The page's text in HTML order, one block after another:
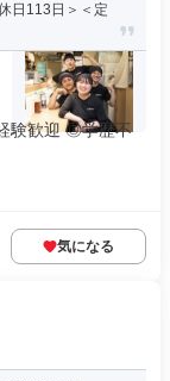
日113日＞＜定
験歓迎 ◎学歴不
気になる